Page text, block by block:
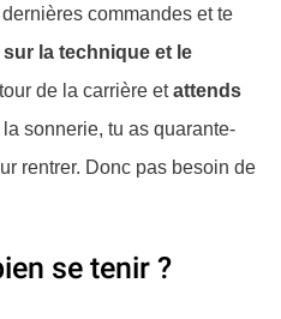
commandes et te
la technique et le
de la carrière etattends
la sonnerie, tu as quarante-
rentrer. Donc pas besoin de
se tenir ?